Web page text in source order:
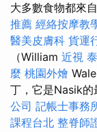
大多數食物都來
推薦 經絡按摩教
醫美皮膚科 貨運
（William 近視
麼 桃園外燴
丁，它是Nasik的
公司 記帳士事務
課程台北 整脊師